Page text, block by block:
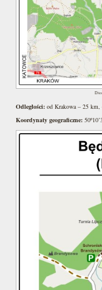
Odległości: od Krakowa – 25
Koordynaty geograficzne: